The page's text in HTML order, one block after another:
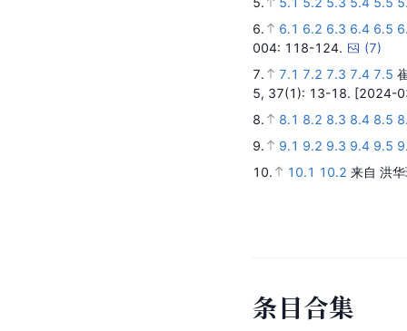
6.
6.1 6.2 6.3 6.4 6.5
004: 118-124. (7)
7.
7.1 7.2 7.3 7.4 7.5
5, 37(1): 13-18. [2024-
8.
8.1 8.2 8.3 8.4 8.5
9.
9.1 9.2 9.3 9.4 9.5
10.
10.1 10.2 来自 洪
条目合集